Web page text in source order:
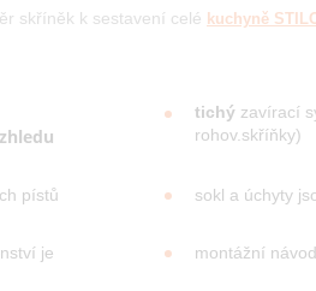
skříněk k sestavení celé kuchyně
tichý zavírací
rohov.skříňky)
pístů sokl a úchyty
je
montážní návod